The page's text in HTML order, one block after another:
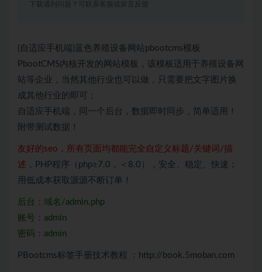
下载遇到问题？可联系客服或留言反馈
(自适应手机端)蓝色养殖设备网站pbootcms模板
PbootCMS内核开发的网站模板，该模板适用于养殖设备网
站等企业，当然其他行业也可以做，只需要把文字图片换
成其他行业的即可；
自适应手机端，同一个后台，数据即时同步，简单适用！
附带测试数据！
友好的seo，所有页面均都能完全自定义标题/关键词/描
述，
PHP程序（php≥7.0，＜8.0），安全、稳定、快速；
用低成本获取源源不断订单！
后台：域名/admin.php
账号：admin
密码：admin
PBootcms标签手册技术教程 ：http://book.5moban.com